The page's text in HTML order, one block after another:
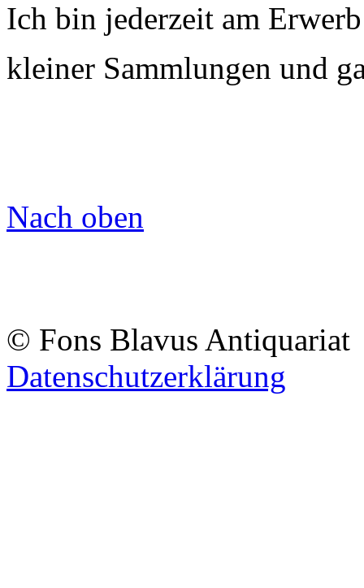
Ich bin jederzeit am
kleiner Sammlungen und
Nach oben
© Fons Blavus
Datenschutzerklärung